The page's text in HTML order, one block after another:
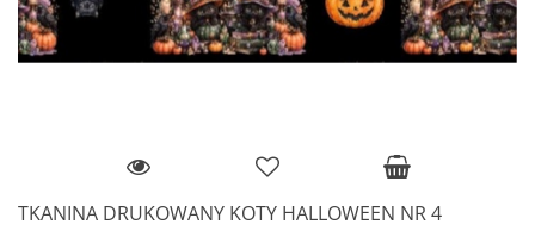
TKANINA DRUKOWANY KOTY HALLOWEEN NR 4